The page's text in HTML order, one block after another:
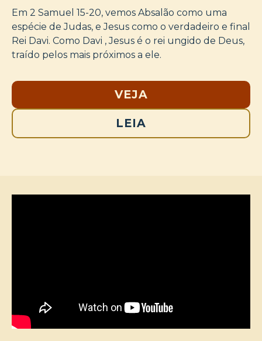
Em 2 Samuel 15-20, vemos Absalão como uma
espécie de Judas, e Jesus como o verdadeiro e final
Rei Davi. Como Davi , Jesus é o rei ungido de Deus,
traído pelos mais próximos a ele.
VEJA
LEIA